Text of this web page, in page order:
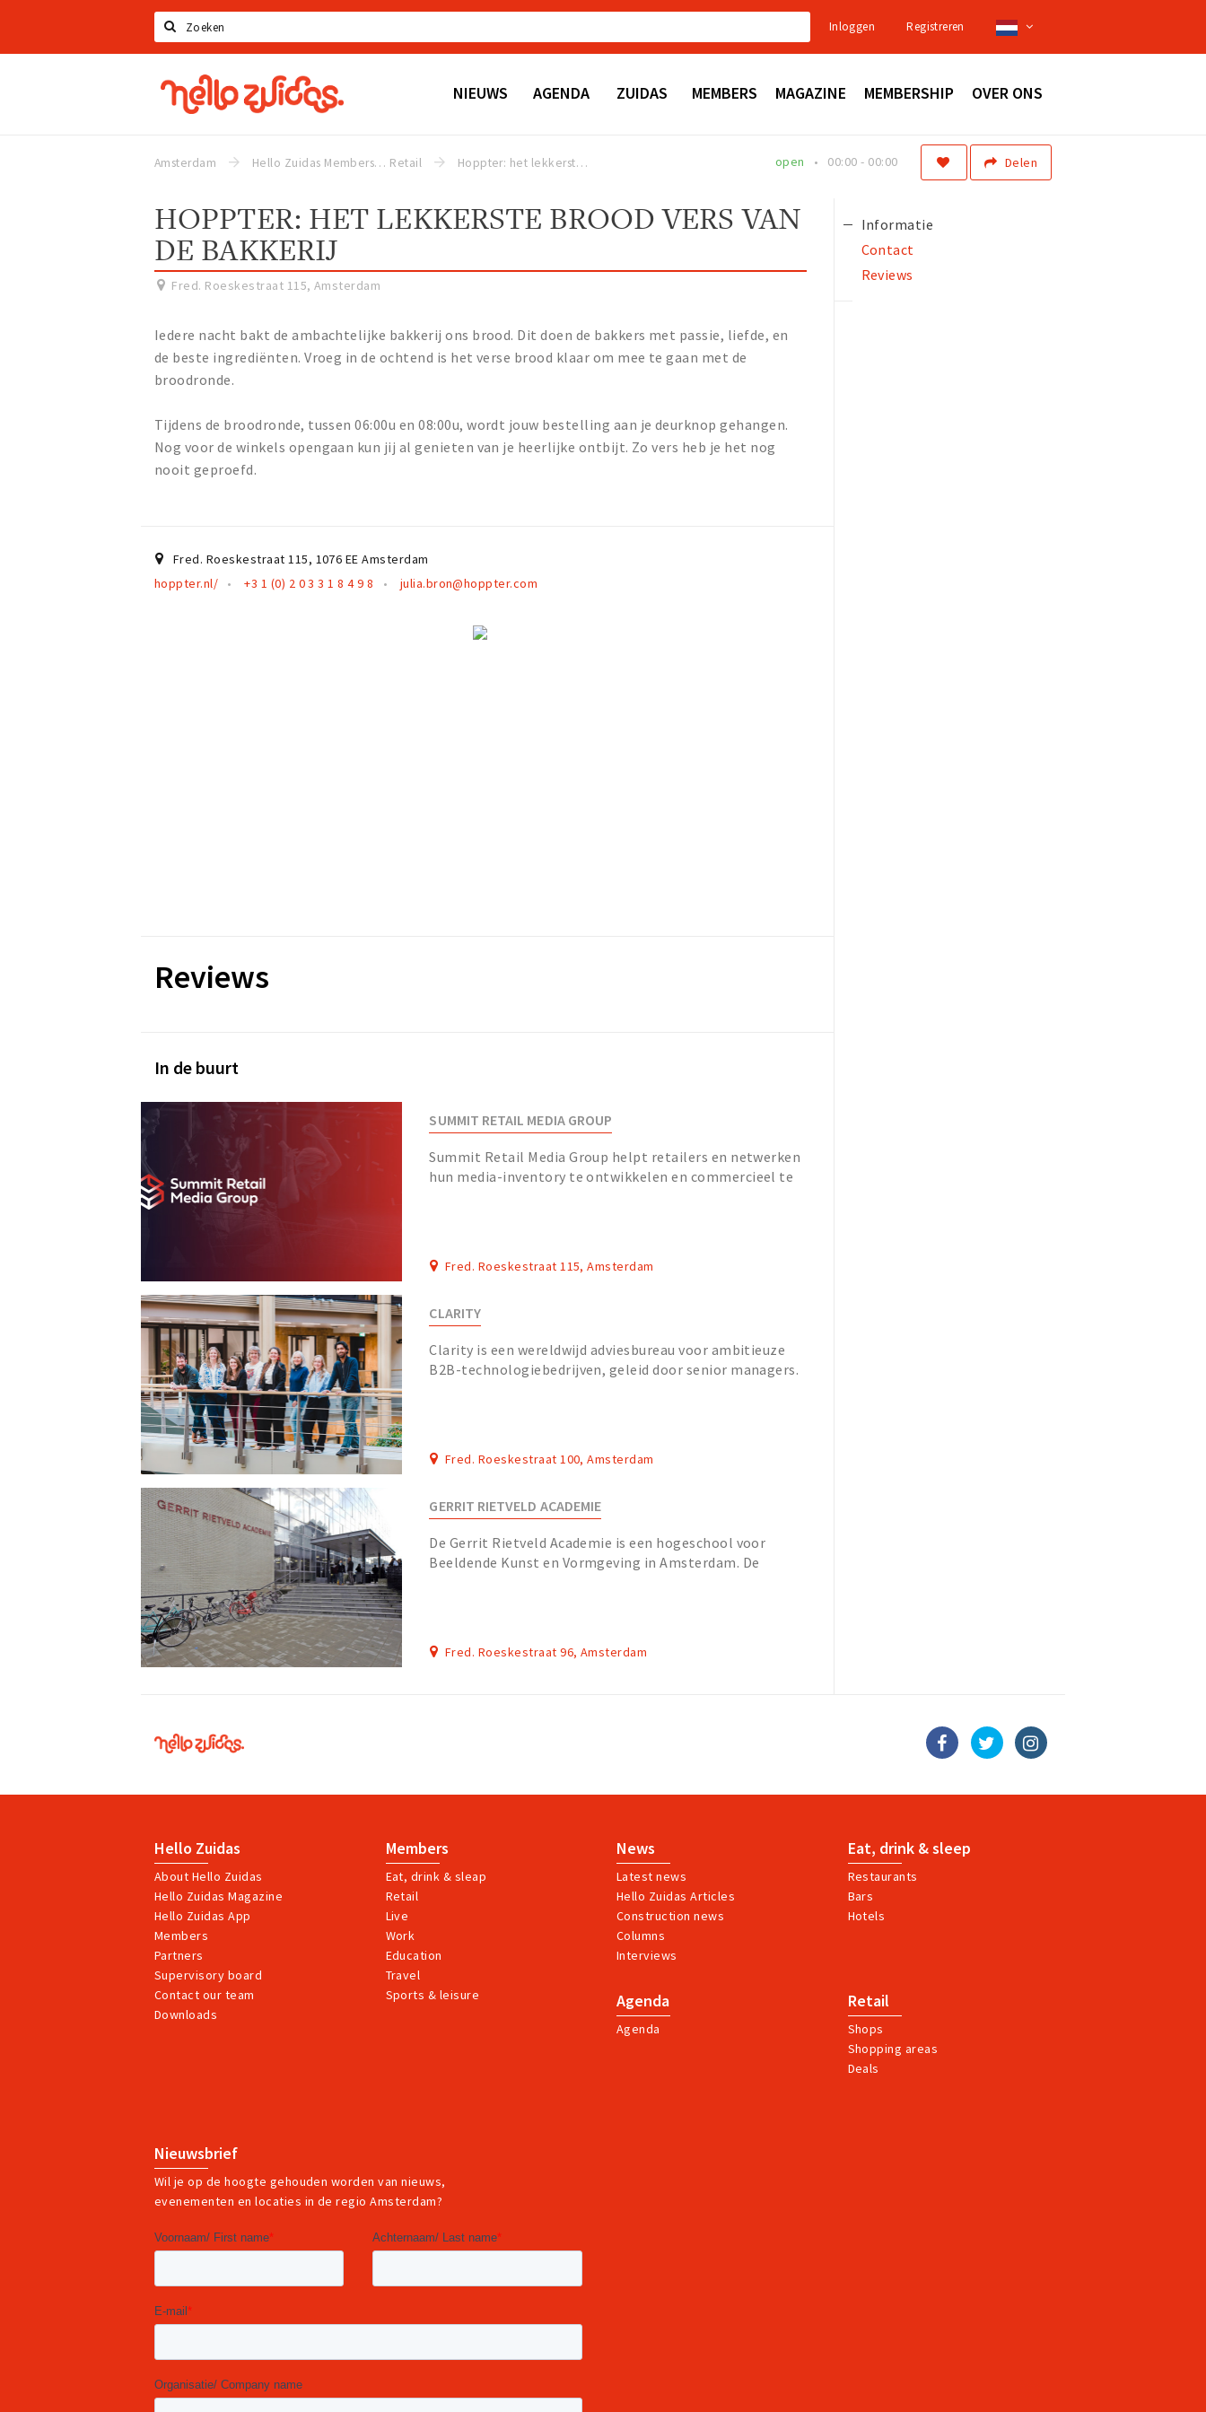
Zoeken
Inloggen Registreren
Hello
Zuidas
NIEUWS AGENDA ZUIDAS MEMBERS MAGAZINE MEMBERSHIP OVER ONS
Amsterdam Hello Zuidas Members Retail Hoppter: het lekkerste brood vers van de bakkerij Delen
open 00:00 - 00:00
HOPPTER: HET LEKKERSTE BROOD VERS VAN
DE BAKKERIJ
Fred. Roeskestraat 115,Amsterdam
Iedere nacht bakt de ambachtelijke bakkerij ons brood. Dit doen de bakkers met passie, liefde, en
de beste ingrediënten. Vroeg in de ochtend is het verse brood klaar om mee te gaan met de
broodronde.
Tijdens de broodronde, tussen 06:00u en 08:00u, wordt jouw bestelling aan je deurknop gehangen.
Nog voor de winkels opengaan kun jij al genieten van je heerlijke ontbijt. Zo vers heb je het nog
nooit geproefd.
Fred. Roeskestraat 115, 1076 EE Amsterdam
hoppter.nl/
+3 1 (0) 2 0 3 3 1 8 4 9 8 julia.bron@hoppter.com
Reviews
In de buurt
SUMMIT RETAIL MEDIA GROUP
Summit Retail Media Group helpt retailers en netwerken
hun media-inventory te ontwikkelen en commercieel te
Fred. Roeskestraat 115, Amsterdam
CLARITY
Clarity is een wereldwijd adviesbureau voor ambitieuze
B2B-technologiebedrijven, geleid door senior managers.
Fred. Roeskestraat 100, Amsterdam
GERRIT RIETVELD ACADEMIE
De Gerrit Rietveld Academie is een hogeschool voor
Beeldende Kunst en Vormgeving in Amsterdam. De
Fred. Roeskestraat 96, Amsterdam
Informatie
Contact
Reviews
Hello
Zuidas
Hello Zuidas
About Hello Zuidas
Hello Zuidas Magazine
Hello Zuidas App
Members
Partners
Supervisory board
Contact our team
Downloads
Members
Eat, drink & sleap
Retail
Live
Work
Education
Travel
Sports & leisure
News
Latest news
Hello Zuidas Articles
Construction news
Columns
Interviews
Eat, drink & sleep
Restaurants
Bars
Hotels
Agenda
Agenda
Retail
Shops
Shopping areas
Deals
Nieuwsbrief
Wil je op de hoogte gehouden worden van nieuws,
evenementen en locaties in de regio Amsterdam?